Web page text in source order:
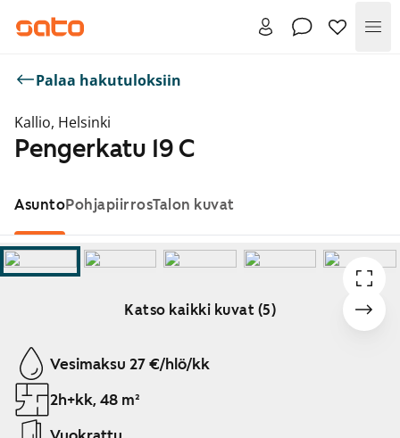
Palaa hakutuloksiin
Kallio, Helsinki
Pengerkatu 19 C
AsuntoPohjapiirrosTalon kuvat
Katso kaikki kuvat (5)
Näytetään dia 1 / 5
Vesimaksu 27 €/hlö/kk
2h+kk, 48 m²